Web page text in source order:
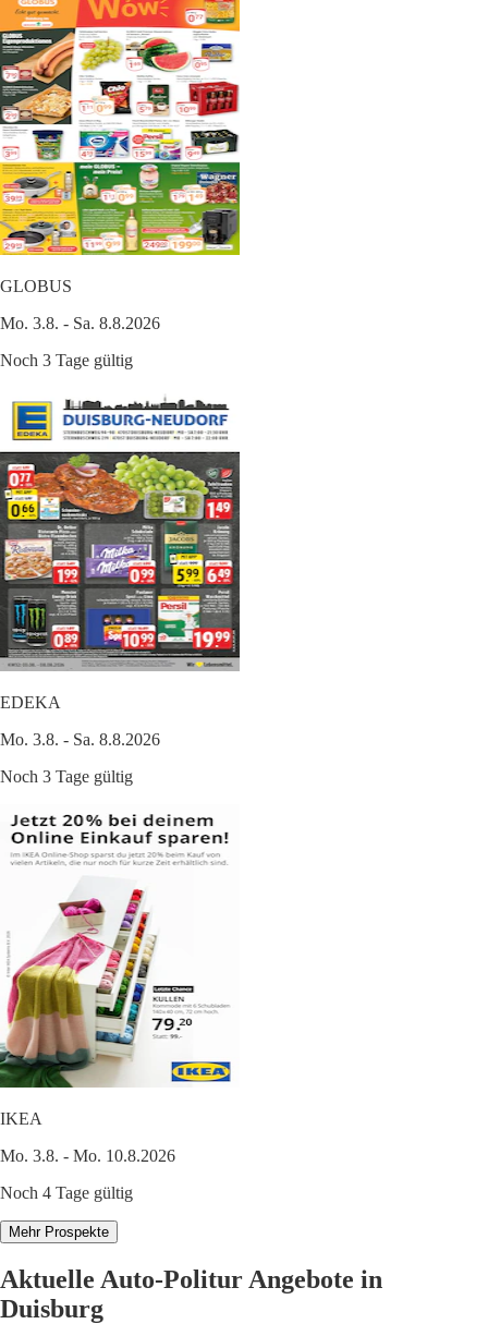
GLOBUS
Mo. 3.8. - Sa. 8.8.2026
Noch 3 Tage gültig
EDEKA
Mo. 3.8. - Sa. 8.8.2026
Noch 3 Tage gültig
IKEA
Mo. 3.8. - Mo. 10.8.2026
Noch 4 Tage gültig
Mehr Prospekte
Aktuelle Auto-Politur Angebote in
Duisburg